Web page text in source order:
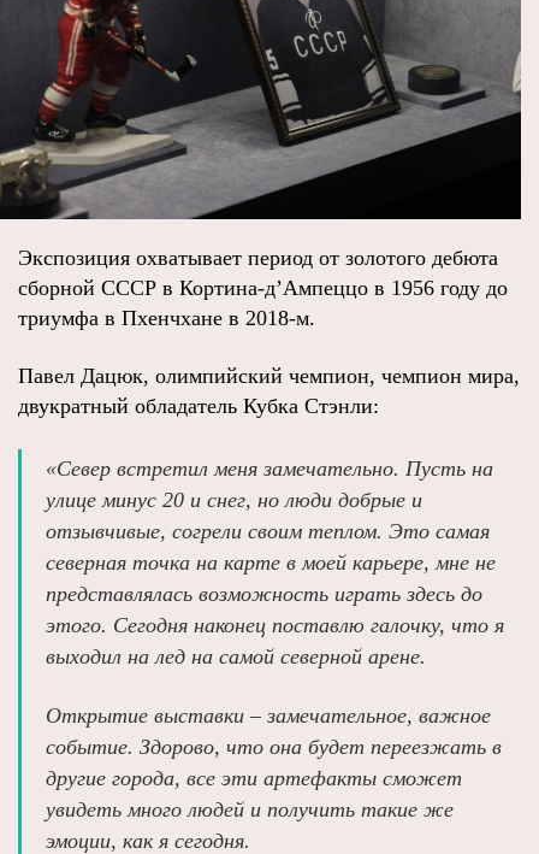
Экспозиция охватывает период от золотого дебюта
сборной СССР в Кортина‑д’Ампеццо в 1956 году до
триумфа в Пхенчхане в 2018-м.
Павел Дацюк, олимпийский чемпион, чемпион мира,
двукратный обладатель Кубка Стэнли:
«Север встретил меня замечательно. Пусть на
улице минус 20 и снег, но люди добрые и
отзывчивые, согрели своим теплом. Это самая
северная точка на карте в моей карьере, мне не
представлялась возможность играть здесь до
этого. Сегодня наконец поставлю галочку, что я
выходил на лед на самой северной арене.
Открытие выставки – замечательное, важное
событие. Здорово, что она будет переезжать в
другие города, все эти артефакты сможет
увидеть много людей и получить такие же
эмоции, как я сегодня.